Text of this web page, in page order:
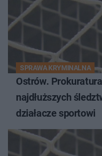
SPRAWA KRYMINALNA
Ostrów.
najdłuższych
działacze sportowi